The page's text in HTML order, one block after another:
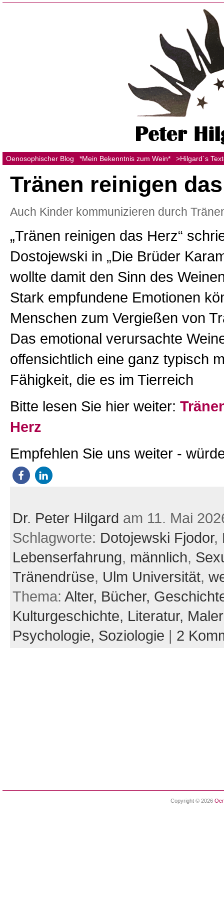
Oenosophischer Blog *Mein Bekenntnis zum Wein* >Hilgard´s
Tränen reinigen
Auch Kinder kommunizieren durch
„Tränen reinigen das Herz“
Dostojewski in „Die Brüder
wollte damit den Sinn des
Stark empfundene Emotionen
Menschen zum Vergießen von
Das emotional verursachte
offensichtlich eine ganz typisch
Fähigkeit, die es im Tierreich
Bitte lesen Sie hier weiter:
Herz
Empfehlen Sie uns weiter -
Dr. Peter Hilgard am 11. Mai
Schlagworte: Dotojewski Fjodor,
Lebenserfahrung, männlich,
Tränendrüse, Ulm Universität,
Thema: Alter, Bücher,
Kulturgeschichte, Literatur,
Psychologie, Soziologie | 2
Copyright © 2026